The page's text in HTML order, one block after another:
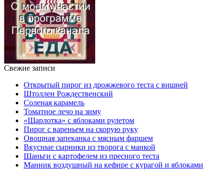
Свежие записи
Открытый пирог из дрожжевого теста с вишней
Штоллен Рождественский
Соленая карамель
Томатное лечо на зиму
«Шарлотка» с яблоками рулетом
Пирог с вареньем на скорую руку
Овощная запеканка с мясным фаршем
Вкусные сырники из творога с манкой
Шаньги с картофелем из пресного теста
Манник воздушный на кефире с курагой и яблоками